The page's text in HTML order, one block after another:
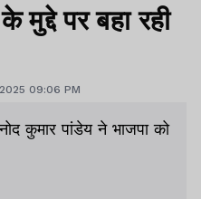
मुद्दे पर बहा रही
09:06 PM
कुमार पांडेय ने भाजपा को